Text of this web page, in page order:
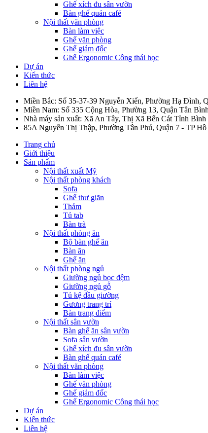
Ghế xích đu sân vườn
Bàn ghế quán café
Nội thất văn phòng
Bàn làm việc
Ghế văn phòng
Ghế giám đốc
Ghế Ergonomic Công thái học
Dự án
Kiến thức
Liên hệ
Miền Bắc: Số 35-37-39 Nguyễn Xiển, Phường Hạ Đình,
Miền Nam: Số 335 Cộng Hòa, Phường 13, Quận Tân
Nhà máy sản xuất: Xã An Tây, Thị Xã Bến Cát Tỉnh
85A Nguyễn Thị Thập, Phường Tân Phú, Quận 7 - TP
Trang chủ
Giới thiệu
Sản phẩm
Nội thất xuất Mỹ
Nội thất phòng khách
Sofa
Ghế thư giãn
Thảm
Tủ tab
Bàn trà
Nội thất phòng ăn
Bộ bàn ghế ăn
Bàn ăn
Ghế ăn
Nội thất phòng ngủ
Giường ngủ bọc đệm
Giường ngủ gỗ
Tủ kệ đầu giường
Gương trang trí
Bàn trang điểm
Nội thất sân vườn
Bàn ghế ăn sân vườn
Sofa sân vườn
Ghế xích đu sân vườn
Bàn ghế quán café
Nội thất văn phòng
Bàn làm việc
Ghế văn phòng
Ghế giám đốc
Ghế Ergonomic Công thái học
Dự án
Kiến thức
Liên hệ